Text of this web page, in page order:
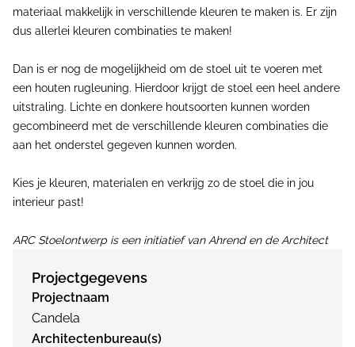
materiaal makkelijk in verschillende kleuren te maken is. Er zijn
dus allerlei kleuren combinaties te maken!
Dan is er nog de mogelijkheid om de stoel uit te voeren met
een houten rugleuning. Hierdoor krijgt de stoel een heel andere
uitstraling. Lichte en donkere houtsoorten kunnen worden
gecombineerd met de verschillende kleuren combinaties die
aan het onderstel gegeven kunnen worden.
Kies je kleuren, materialen en verkrijg zo de stoel die in jou
interieur past!
ARC Stoelontwerp is een initiatief van Ahrend en de Architect
Projectgegevens
Projectnaam
Candela
Architectenbureau(s)